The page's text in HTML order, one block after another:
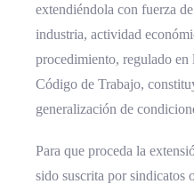
extendiéndola con fuerza
industria, actividad
procedimiento, regulado
Código de Trabajo,
generalización de
Para que proceda la
sido suscrita por sindicatos